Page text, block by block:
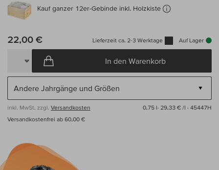
Kauf ganzer 12er-Gebinde inkl. Holzkiste
22,00 € Lieferzeit ca. 2-3 Werktage Auf Lager
In den Warenkorb
inkl. MwSt, zzgl. Versandkosten 0,75 l· 29,33 € /l · 45447H
Versandkostenfrei ab 60,00 €